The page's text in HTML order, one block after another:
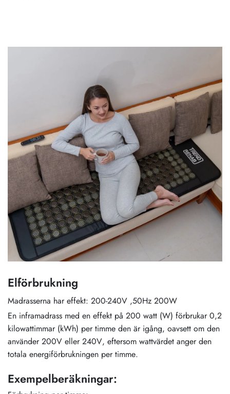
Elförbrukning
Madrasserna har effekt: 200-240V ,50Hz 200W
En inframadrass med en effekt på 200 watt (W) förbrukar 0,2
kilowattimmar (kWh) per timme den är igång, oavsett om den
använder 200V eller 240V, eftersom wattvärdet anger den
totala energiförbrukningen per timme.
Exempelberäkningar: